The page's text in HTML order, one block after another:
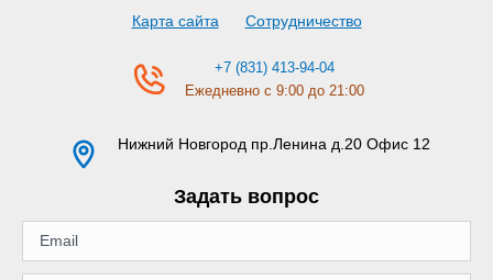
Карта сайта
Сотрудничество
+7 (831) 413-94-04
Ежедневно с 9:00 до 21:00
Нижний Новгород пр.Ленина д.20 Офис 12
Задать вопрос